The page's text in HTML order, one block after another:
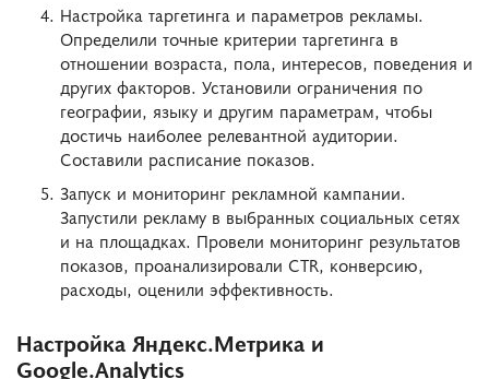
Настройка таргетинга и параметров рекламы.
Определили точные критерии таргетинга в
отношении возраста, пола, интересов, поведения и
других факторов. Установили ограничения по
географии, языку и другим параметрам, чтобы
достичь наиболее релевантной аудитории.
Составили расписание показов.
Запуск и мониторинг рекламной кампании.
Запустили рекламу в выбранных социальных сетях
и на площадках. Провели мониторинг результатов
показов, проанализировали CTR, конверсию,
расходы, оценили эффективность.
Настройка Яндекс.Метрика и
Google.Analytics